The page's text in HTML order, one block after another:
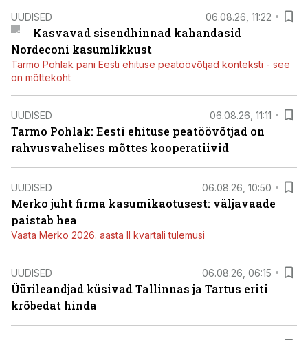
UUDISED 06.08.26, 11:22
Kasvavad sisendhinnad kahandasid
Nordeconi kasumlikkust
Tarmo Pohlak pani Eesti ehituse peatöövõtjad konteksti - see
on mõttekoht
UUDISED 06.08.26, 11:11
Tarmo Pohlak: Eesti ehituse peatöövõtjad on
rahvusvahelises mõttes kooperatiivid
UUDISED 06.08.26, 10:50
Merko juht firma kasumikaotusest: väljavaade
paistab hea
Vaata Merko 2026. aasta II kvartali tulemusi
UUDISED 06.08.26, 06:15
Üürileandjad küsivad Tallinnas ja Tartus eriti
krõbedat hinda